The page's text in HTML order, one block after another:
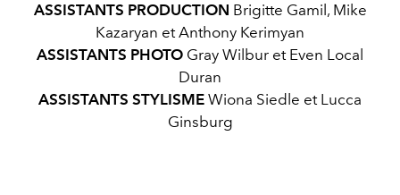
ASSISTANTS PRODUCTION Brigitte Gamil, Mike
Kazaryan et Anthony Kerimyan
ASSISTANTS PHOTO Gray Wilbur et Even Local
Duran
ASSISTANTS STYLISME Wiona Siedle et Lucca
Ginsburg